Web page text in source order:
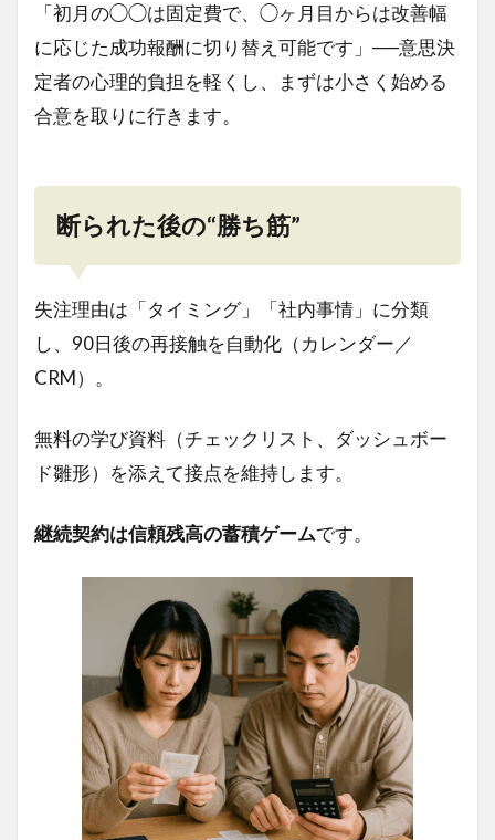
「初月の◯◯は固定費で、◯ヶ月目からは改善幅
に応じた成功報酬に切り替え可能です」──意思決
定者の心理的負担を軽くし、まずは小さく始める
合意を取りに行きます。
断られた後の“勝ち筋”
失注理由は「タイミング」「社内事情」に分類
し、90日後の再接触を自動化（カレンダー／
CRM）。
無料の学び資料（チェックリスト、ダッシュボー
ド雛形）を添えて接点を維持します。
継続契約は信頼残高の蓄積ゲームです。